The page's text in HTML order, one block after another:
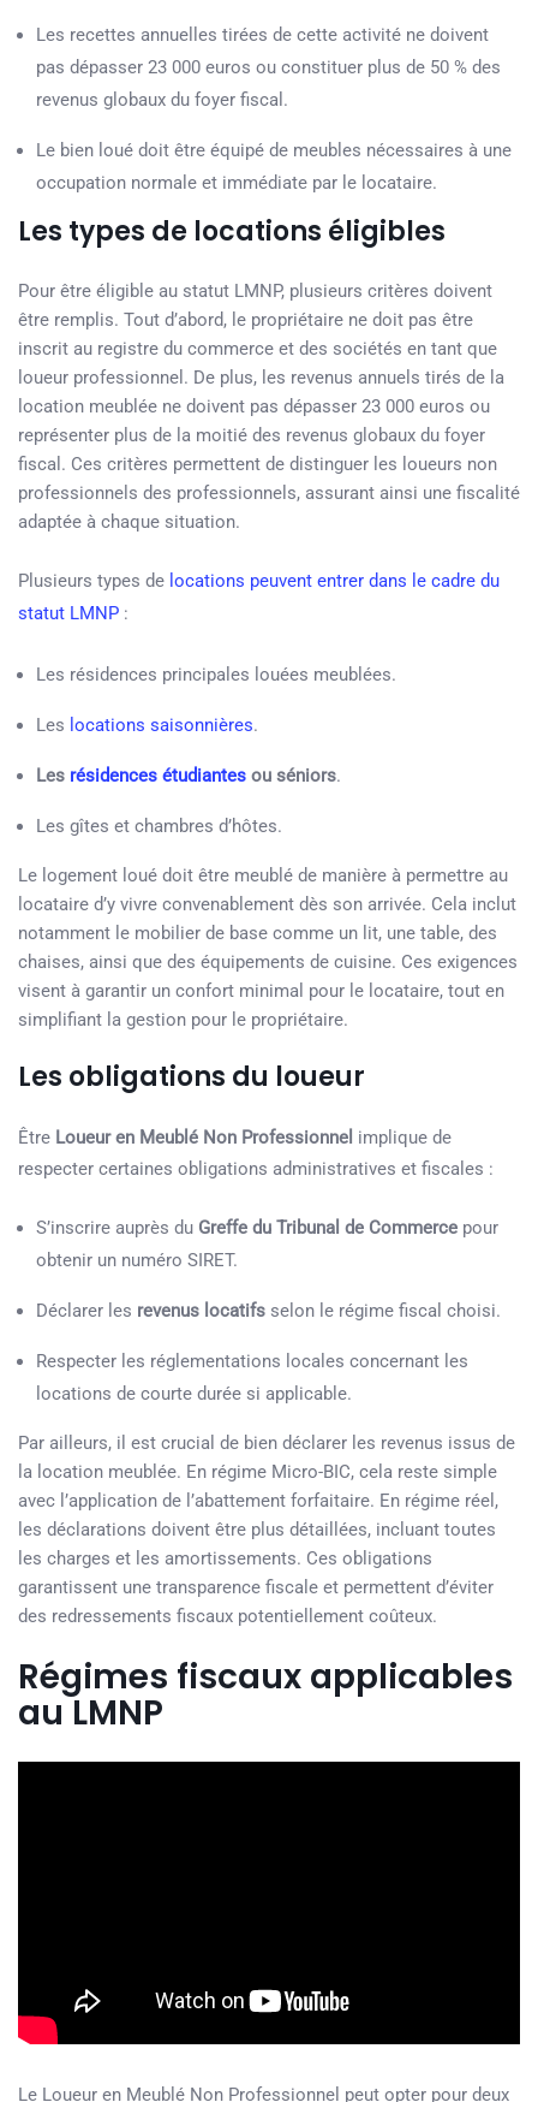
Les recettes annuelles tirées de cette activité ne doivent
pas dépasser 23 000 euros ou constituer plus de 50 % des
revenus globaux du foyer fiscal.
Le bien loué doit être équipé de meubles nécessaires à une
occupation normale et immédiate par le locataire.
Les types de locations éligibles
Pour être éligible au statut LMNP, plusieurs critères doivent
être remplis. Tout d’abord, le propriétaire ne doit pas être
inscrit au registre du commerce et des sociétés en tant que
loueur professionnel. De plus, les revenus annuels tirés de la
location meublée ne doivent pas dépasser 23 000 euros ou
représenter plus de la moitié des revenus globaux du foyer
fiscal. Ces critères permettent de distinguer les loueurs non
professionnels des professionnels, assurant ainsi une fiscalité
adaptée à chaque situation.
Plusieurs types de locations peuvent entrer dans le cadre du
statut LMNP :
Les résidences principales louées meublées.
Les locations saisonnières.
Les résidences étudiantes ou séniors.
Les gîtes et chambres d’hôtes.
Le logement loué doit être meublé de manière à permettre au
locataire d’y vivre convenablement dès son arrivée. Cela inclut
notamment le mobilier de base comme un lit, une table, des
chaises, ainsi que des équipements de cuisine. Ces exigences
visent à garantir un confort minimal pour le locataire, tout en
simplifiant la gestion pour le propriétaire.
Les obligations du loueur
Être Loueur en Meublé Non Professionnel implique de
respecter certaines obligations administratives et fiscales :
S’inscrire auprès du Greffe du Tribunal de Commerce pour
obtenir un numéro SIRET.
Déclarer les revenus locatifs selon le régime fiscal choisi.
Respecter les réglementations locales concernant les
locations de courte durée si applicable.
Par ailleurs, il est crucial de bien déclarer les revenus issus de
la location meublée. En régime Micro-BIC, cela reste simple
avec l’application de l’abattement forfaitaire. En régime réel,
les déclarations doivent être plus détaillées, incluant toutes
les charges et les amortissements. Ces obligations
garantissent une transparence fiscale et permettent d’éviter
des redressements fiscaux potentiellement coûteux.
Régimes fiscaux applicables
au LMNP
Le Loueur en Meublé Non Professionnel peut opter pour deux